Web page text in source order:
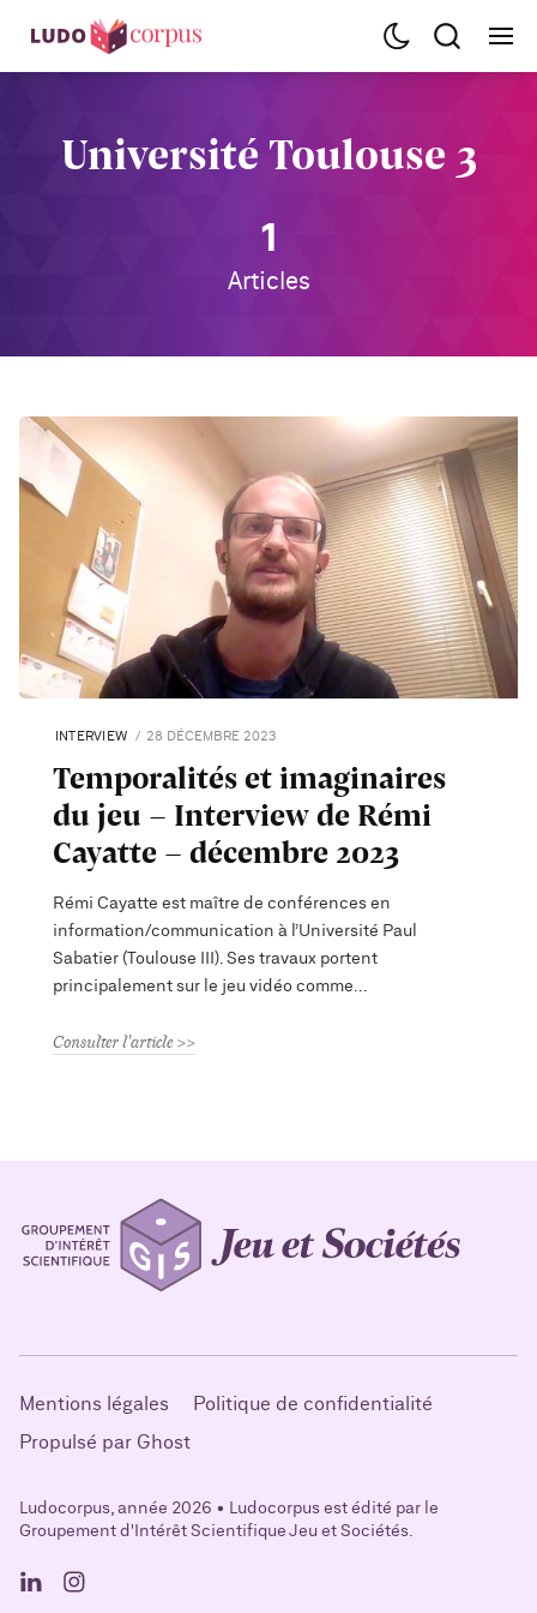
Université Toulouse 3
1
Articles
INTERVIEW 28 DÉCEMBRE 2023
Temporalités et imaginaires
du jeu - Interview de Rémi
Cayatte - décembre 2023
Rémi Cayatte est maître de conférences en
information/communication à l’Université Paul
Sabatier (Toulouse III). Ses travaux portent
principalement sur le jeu vidéo comme
Consulter l'article
Mentions légales
Politique de confidentialité
Propulsé par Ghost
Ludocorpus, année 2026 • Ludocorpus est édité par le
Groupement d'Intérêt Scientifique Jeu et Sociétés.